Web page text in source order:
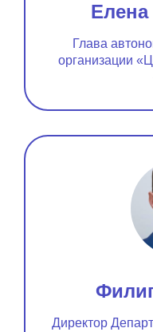
Елена
Глава
организации
Директор